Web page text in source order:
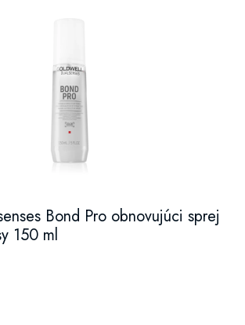
Bond Pro obnovujúci sprej
150 ml